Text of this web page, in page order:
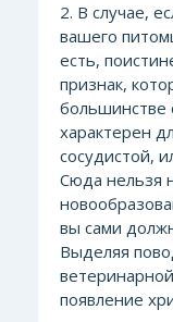
2. В случае,
вашего
есть,
признак,
большинстве
характерен
сосудистой,
Сюда нельзя
вы сами
Выделяя
появление